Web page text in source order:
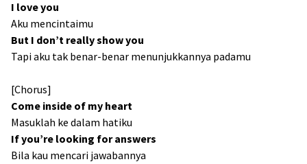
I love you
Aku mencintaimu
But I don’t really show you
Tapi aku tak benar-benar menunjukkannya padamu
[Chorus]
Come inside of my heart
Masuklah ke dalam hatiku
If you’re looking for answers
Bila kau mencari jawabannya